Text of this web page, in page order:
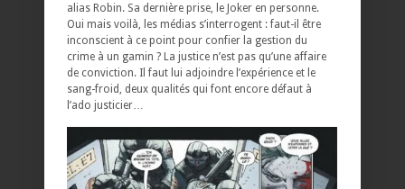
alias Robin. Sa dernière prise, le Joker en personne.
Oui mais voilà, les médias s’interrogent : faut-il être
inconscient à ce point pour confier la gestion du
crime à un gamin ? La justice n’est pas qu’une affaire
de conviction. Il faut lui adjoindre l’expérience et le
sang-froid, deux qualités qui font encore défaut à
l’ado justicier…